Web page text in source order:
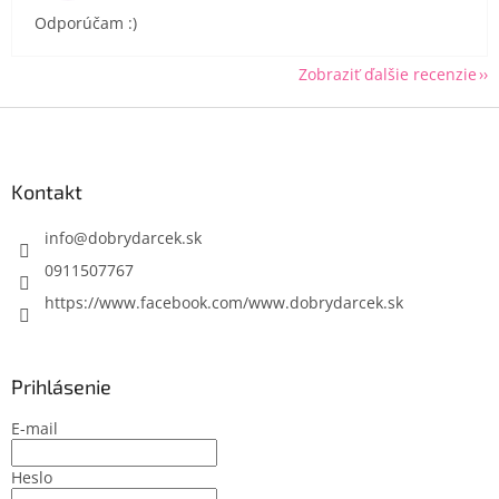
Odporúčam :)
Zobraziť ďalšie recenzie
Kontakt
info@dobrydarcek.sk
0911507767
https://www.facebook.com/www.dobrydarcek.sk
Prihlásenie
E-mail
Heslo